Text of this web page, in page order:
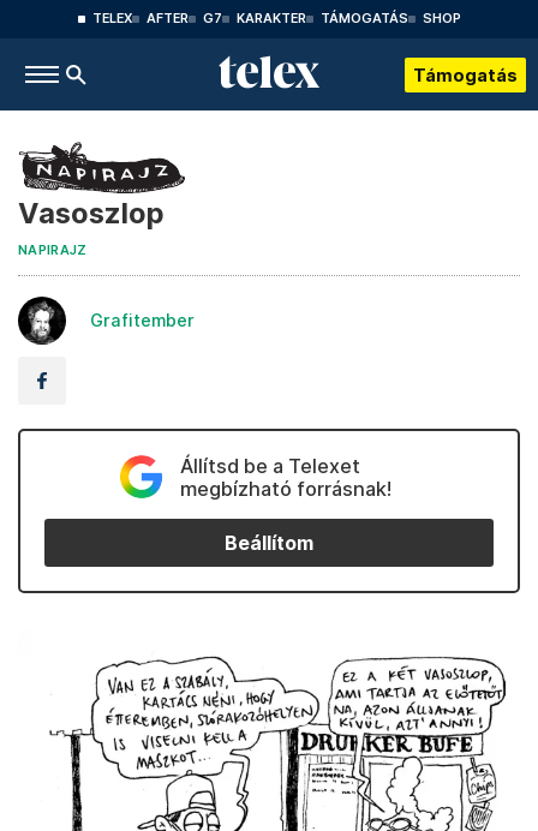
TELEX AFTER G7 KARAKTER TÁMOGATÁS SHOP
Támogatás
Vasoszlop
NAPIRAJZ
Grafitember
Állítsd be a Telexet
megbízható forrásnak!
Beállítom